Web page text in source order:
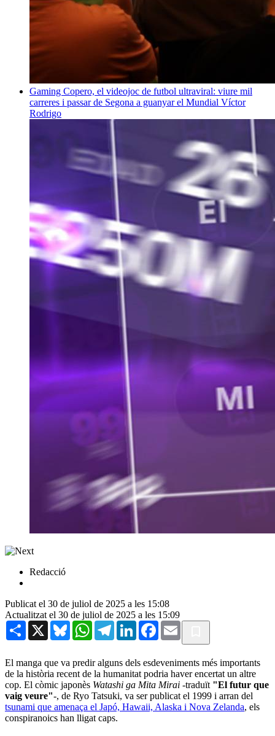
Gaming Copero, el videojoc de futbol ultraviral: viure mil
carreres i passar de Segona a guanyar el Mundial Víctor
Rodrigo
Redacció
Publicat el 30 de juliol de 2025 a les 15:08
Actualitzat el 30 de juliol de 2025 a les 15:09
Share X BlueskyWhatsAppTelegramLinkedInFacebook
Email
El manga que va predir alguns dels esdeveniments més importants
de la història recent de la humanitat podria haver encertat un altre
cop. El còmic japonès Watashi ga Mita Mirai -traduït "El futur que
vaig veure"-, de Ryo Tatsuki, va ser publicat el 1999 i arran del
tsunami que amenaça el Japó, Hawaii, Alaska i Nova Zelanda, els
conspiranoics han lligat caps.